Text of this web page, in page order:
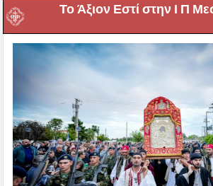
Το Άξιον Εστί στην Ι Π